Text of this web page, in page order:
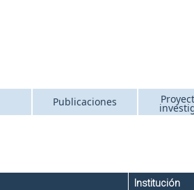
Publicaciones
Institución